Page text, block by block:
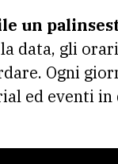
un
data, gli
Ogni
ed eventi